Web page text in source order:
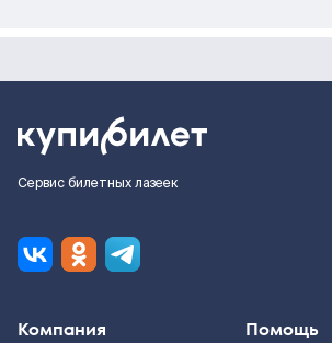
Сервис билетных лазеек
Компания Помощь